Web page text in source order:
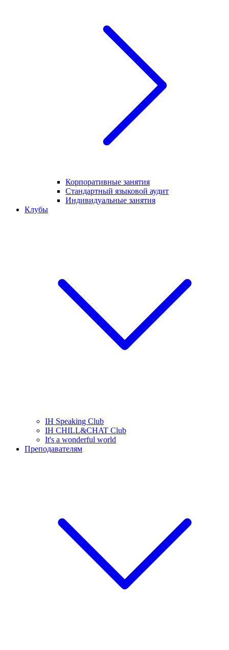
Корпоративные занятия
Стандартный языковой аудит
Индивидуальные занятия
Клубы
IH Speaking Club
IH CHILL&CHAT Club
It's a wonderful world
Преподавателям